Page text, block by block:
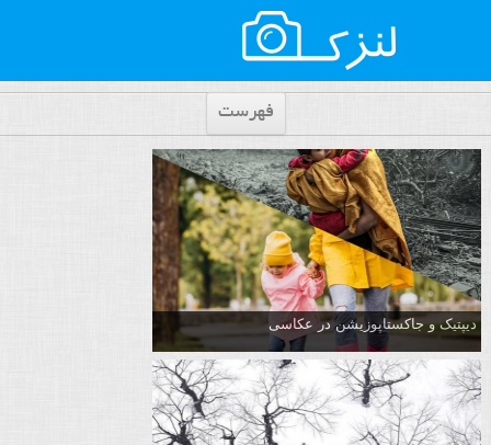
فهرست
دیپتیک و جاکستا‌پوزیشن در عکاسی